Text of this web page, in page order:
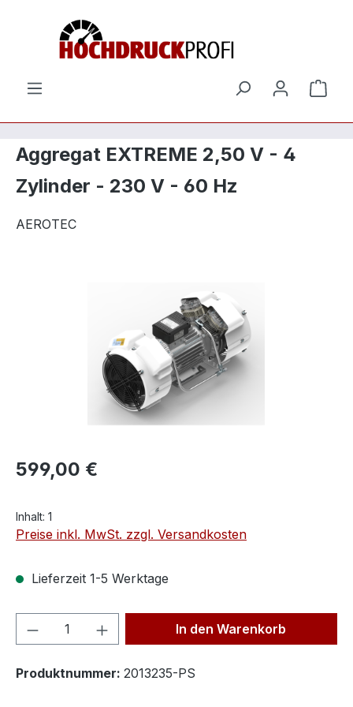
Zum Hauptinhalt springen
Aggregat EXTREME 2,50 V - 4
Zylinder - 230 V - 60 Hz
AEROTEC
599,00 €
Inhalt: 1
Preise inkl. MwSt. zzgl. Versandkosten
Lieferzeit 1-5 Werktage
Produkt Anzahl: Gib denIn den Warenkorb
Produktnummer: 2013235-PS